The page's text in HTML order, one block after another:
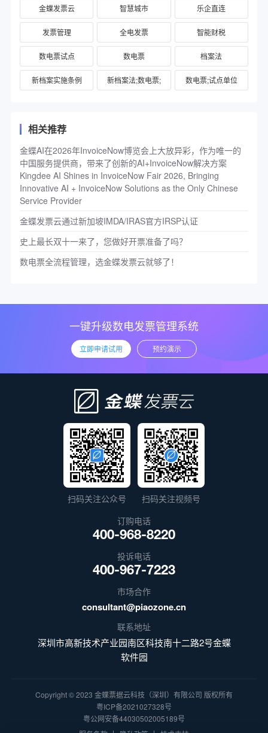
金蝶发票云 智慧城市 乐企直连
发票管理 全电发票 智能财税
数电票试点 数电票 档案法
新档案实施条例 新档案法;数电票; 数电票;试点单位
相关推荐
金蝶AI在2026年InvoiceNow博览会上大放异彩，作为唯一的
中国服务提供商，带来了创新的AI+InvoiceNow解决方案
Kingdee AI Shines in InvoiceNow Fair 2026, Bringing
Innovative AI + InvoiceNow Solutions as the Only Chinese
Service Provider
金蝶发票云通过新加坡IMDA/IRAS官方IRSP认证
史上最长双十一来了，您做好开票准备了吗？
数电票全流程管理，选金蝶发票云就够了！
一键升级数电发票管理系统
立即申请试用 预约演示
扫码关注公众号
扫码关注视频号
订购电话
400-968-8220
投诉电话
400-967-7223
市场合作
consultant@piaozone.cn
联系地址
深圳市高新技术产业园南区科技南十二路2号金蝶
软件园
Copyright © 2023 金蝶票据云科技（深圳）有限公司 版权所有
粤ICP备2021027328号
粤公网安备44030502005189号